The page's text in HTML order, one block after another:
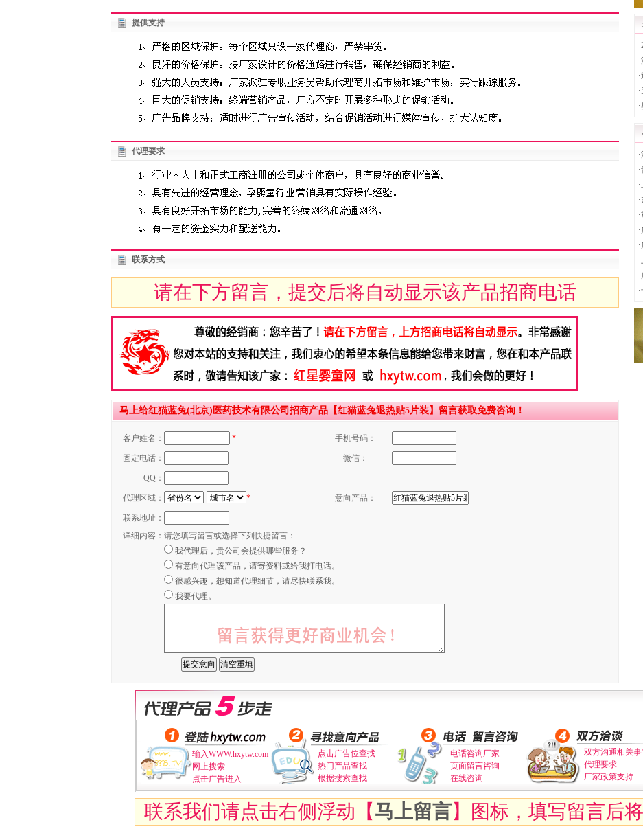
提供支持
代理要求
联系方式
请在下方留言，提交后将自动显示该产品招商电话
马上给红猫蓝兔(北京)医药技术有限公司招商产品【红猫蓝兔退热贴5片装】留言获取免费咨询！
客户姓名： * 手机号码：
固定电话： 微信：
QQ：
代理区域： - * 意向产品：
联系地址：
详细内容： 请您填写留言或选择下列快捷留言：
我代理后，贵公司会提供哪些服务？
有意向代理该产品，请寄资料或给我打电话。
很感兴趣，想知道代理细节，请尽快联系我。
我要代理。
·
·
·
·
·
·
·
·
·
·
·
·
·
·
·
输入WWW.hxytw.com
网上搜索
点击广告进入
点击广告位查找
热门产品查找
根据搜索查找
电话咨询厂家
页面留言咨询
在线咨询
双方沟通相关事
代理要求
厂家政策支持
联系我们请点击右侧浮动【马上留言】图标，填写留言后